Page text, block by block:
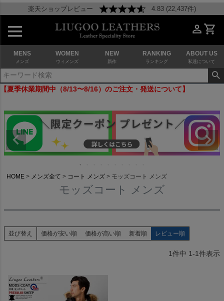
楽天ショップレビュー 4.83 (22,437件)
MENS
メンズ
WOMEN
ウィメンズ
NEW
新作
RANKING
ランキング
ABOUT US
私達について
【夏季休業期間中（8/13〜8/16）のご注文・発送について】
HOME メンズ全て コート メンズ モッズコート メンズ
モッズコート メンズ
並び替え 価格が安い順 価格が高い順 新着順 レビュー順
1件中 1-1件表示